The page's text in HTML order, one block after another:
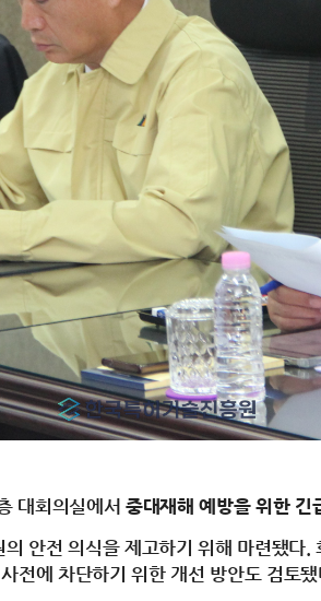
대회의실에서중대재해 예방을 위한 긴
안전 의식을 제고하기 위해 마련됐
전에 차단하기 위한 개선 방안도 검토